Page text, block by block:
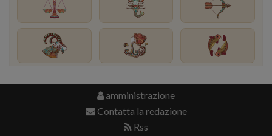
amministrazione
Contatta la redazione
Rss